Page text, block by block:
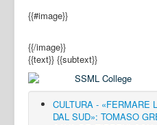
{{#image}}
{{/image}}
{{text}} {{subtext}}
CULTURA - «FERMARE
DAL SUD»: TOMASO